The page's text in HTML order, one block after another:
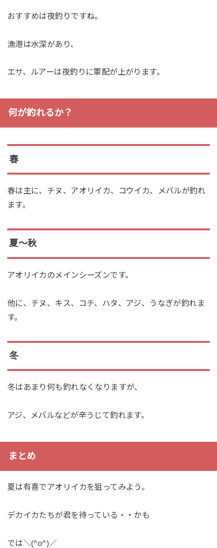
おすすめは夜釣りですね。
漁港は水深があり、
エサ、ルアーは夜釣りに軍配が上がります。
何が釣れるか？
春
春は主に、チヌ、アオリイカ、コウイカ、メバルが釣れ
ます。
夏〜秋
アオリイカのメインシーズンです。
他に、チヌ、キス、コチ、ハタ、アジ、うなぎが釣れま
す。
冬
冬はあまり何も釣れなくなりますが、
アジ、メバルなどが辛うじて釣れます。
まとめ
夏は有喜でアオリイカを狙ってみよう。
デカイカたちが君を待っている・・かも
では＼(^o^)／